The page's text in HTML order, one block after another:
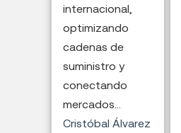
internacional,
optimizando
cadenas de
suministro y
conectando
mercados...
Cristóbal Álvarez